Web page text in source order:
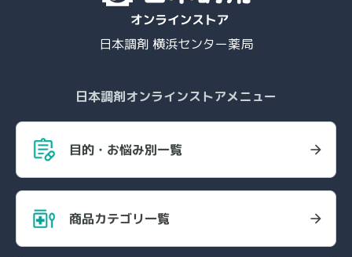
日本調剤 横浜センター薬局
日本調剤オンラインストアメニュー
目的・お悩み別一覧
商品カテゴリ一覧